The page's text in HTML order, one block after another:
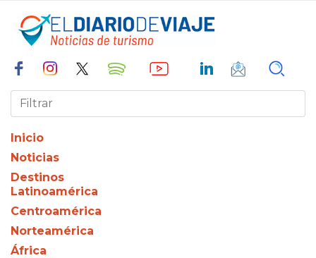
Inicio
Noticias
Destinos
Latinoamérica
Centroamérica
Norteamérica
África